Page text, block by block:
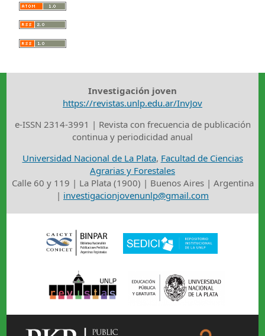
Investigación joven
https://revistas.unlp.edu.ar/InvJov
e-ISSN 2314-3991 | Revista con frecuencia de publicación
continua y periodicidad anual
Universidad Nacional de La Plata, Facultad de Ciencias
Agrarias y Forestales
Calle 60 y 119 | La Plata (1900) | Buenos Aires | Argentina
| investigacionjovenunlp@gmail.com